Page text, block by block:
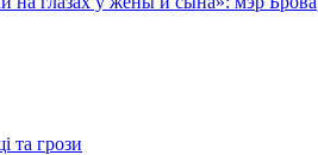
та грози